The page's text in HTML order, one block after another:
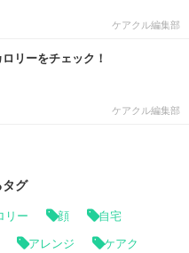
ケアクル編集部
リーをチェック！
ケアクル編集部
グ
リー 顔 自宅
アレンジ ケアク